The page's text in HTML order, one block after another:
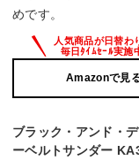
めです。
Amazonで見
ブラック・アンド・
ーベルトサンダー